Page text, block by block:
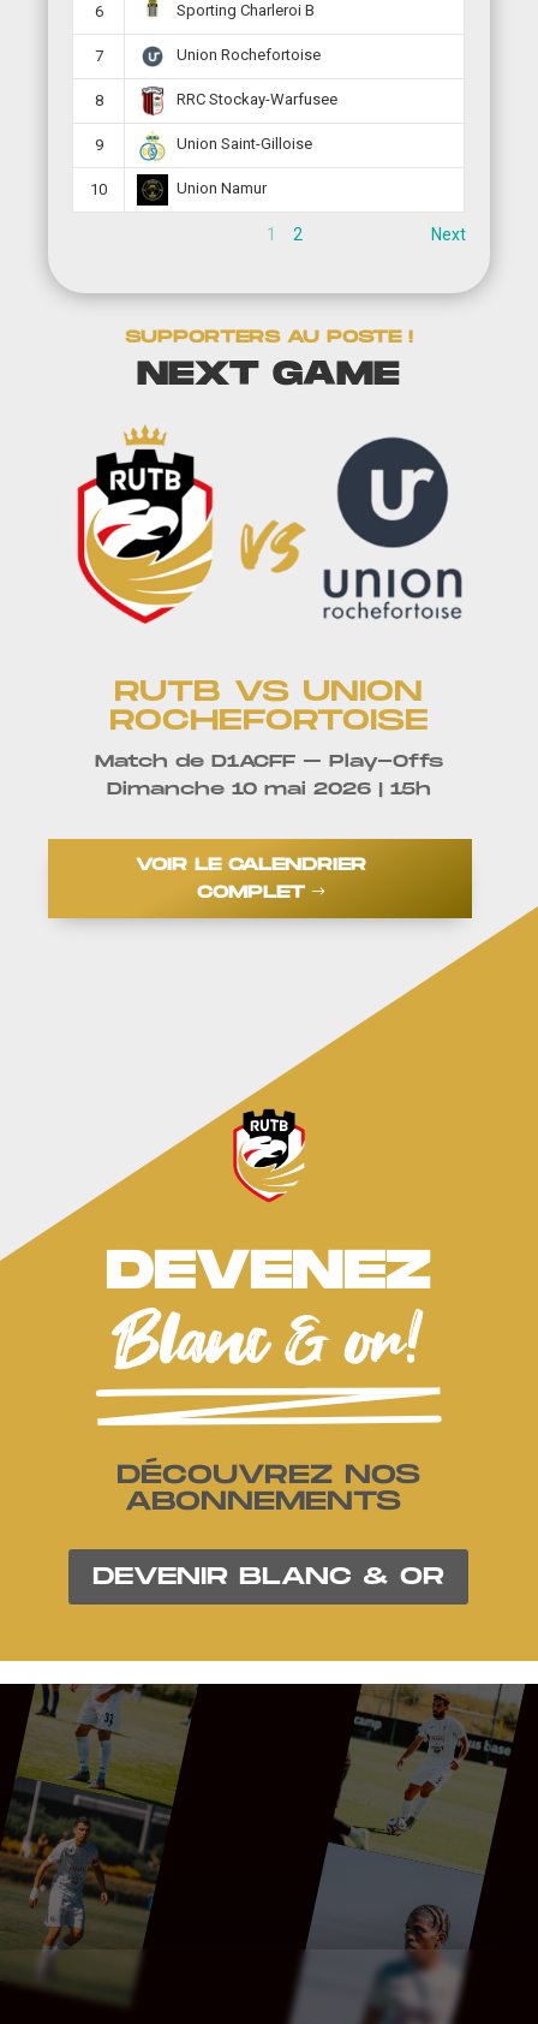
6 Sporting Charleroi B
7 Union Rochefortoise
8 RRC Stockay-Warfusee
9 Union Saint-Gilloise
10 Union Namur
1 2 Next
SUPPORTERS AU POSTE !
NEXT GAME
RUTB VS UNION
ROCHEFORTOISE
Match de D1ACFF – Play-Offs
Dimanche 10 mai 2026 | 15h
VOIR LE CALENDRIER
COMPLET
DEVENEZ
Blanc & or!
DÉCOUVREZ NOS
ABONNEMENTS
DEVENIR BLANC & OR